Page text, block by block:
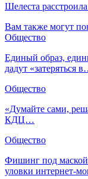
Шелеста
Вам также могут
Общество
Единый образ,
дадут «затеряться
Общество
«Думайте сами,
КДЦ…
Общество
Фишинг под маской
уловки интернет-